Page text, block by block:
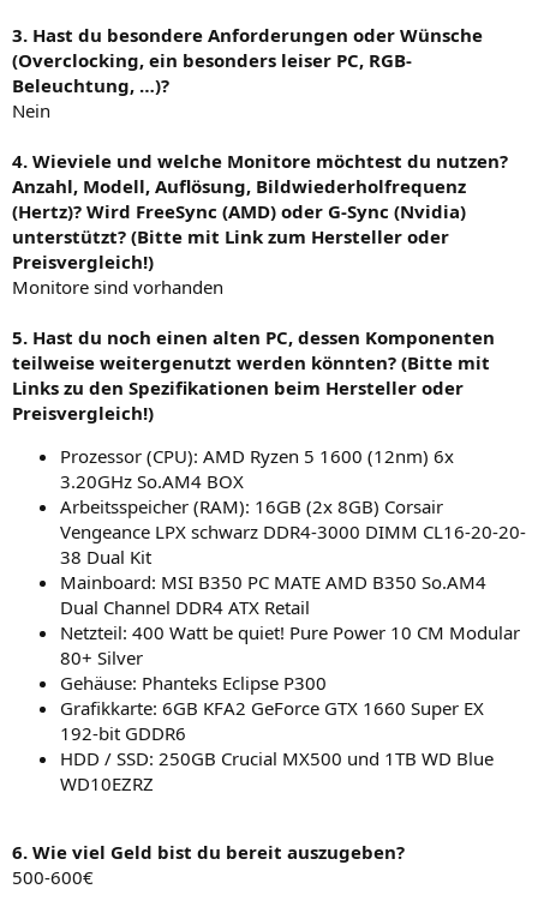
3. Hast du besondere Anforderungen oder Wünsche
(Overclocking, ein besonders leiser PC, RGB-
Beleuchtung, …)?
Nein
4. Wieviele und welche Monitore möchtest du nutzen?
Anzahl, Modell, Auflösung, Bildwiederholfrequenz
(Hertz)? Wird FreeSync (AMD) oder G-Sync (Nvidia)
unterstützt? (Bitte mit Link zum Hersteller oder
Preisvergleich!)
Monitore sind vorhanden
5. Hast du noch einen alten PC, dessen Komponenten
teilweise weitergenutzt werden könnten? (Bitte mit
Links zu den Spezifikationen beim Hersteller oder
Preisvergleich!)
Prozessor (CPU): AMD Ryzen 5 1600 (12nm) 6x
3.20GHz So.AM4 BOX
Arbeitsspeicher (RAM): 16GB (2x 8GB) Corsair
Vengeance LPX schwarz DDR4-3000 DIMM CL16-20-20-
38 Dual Kit
Mainboard: MSI B350 PC MATE AMD B350 So.AM4
Dual Channel DDR4 ATX Retail
Netzteil: 400 Watt be quiet! Pure Power 10 CM Modular
80+ Silver
Gehäuse: Phanteks Eclipse P300
Grafikkarte: 6GB KFA2 GeForce GTX 1660 Super EX
192-bit GDDR6
HDD / SSD: 250GB Crucial MX500 und 1TB WD Blue
WD10EZRZ
6. Wie viel Geld bist du bereit auszugeben?
500-600€